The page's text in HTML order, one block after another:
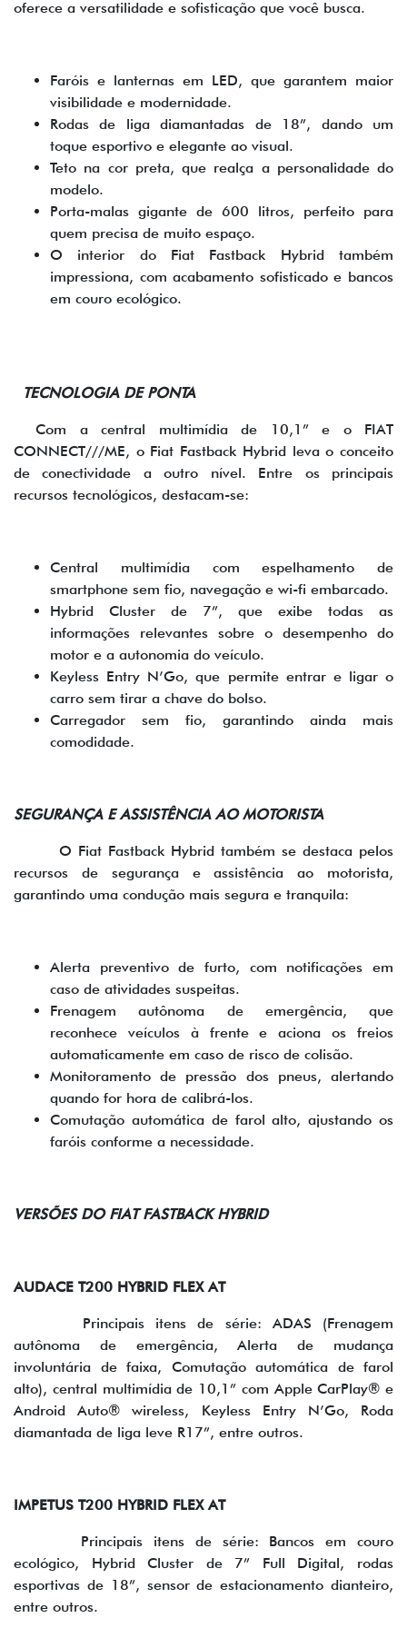
oferece a versatilidade e sofisticação que você busca.
Faróis e lanternas em LED, que garantem maior
visibilidade e modernidade.
Rodas de liga diamantadas de 18”, dando um
toque esportivo e elegante ao visual.
Teto na cor preta, que realça a personalidade do
modelo.
Porta-malas gigante de 600 litros, perfeito para
quem precisa de muito espaço.
O interior do Fiat Fastback Hybrid também
impressiona, com acabamento sofisticado e bancos
em couro ecológico.
TECNOLOGIA DE PONTA
Com a central multimídia de 10,1” e o FIAT
CONNECT///ME, o Fiat Fastback Hybrid leva o conceito
de conectividade a outro nível. Entre os principais
recursos tecnológicos, destacam-se:
Central multimídia com espelhamento de
smartphone sem fio, navegação e wi-fi embarcado.
Hybrid Cluster de 7”, que exibe todas as
informações relevantes sobre o desempenho do
motor e a autonomia do veículo.
Keyless Entry N’Go, que permite entrar e ligar o
carro sem tirar a chave do bolso.
Carregador sem fio, garantindo ainda mais
comodidade.
SEGURANÇA E ASSISTÊNCIA AO MOTORISTA
O Fiat Fastback Hybrid também se destaca pelos
recursos de segurança e assistência ao motorista,
garantindo uma condução mais segura e tranquila:
Alerta preventivo de furto, com notificações em
caso de atividades suspeitas.
Frenagem autônoma de emergência, que
reconhece veículos à frente e aciona os freios
automaticamente em caso de risco de colisão.
Monitoramento de pressão dos pneus, alertando
quando for hora de calibrá-los.
Comutação automática de farol alto, ajustando os
faróis conforme a necessidade.
VERSÕES DO FIAT FASTBACK HYBRID
AUDACE T200 HYBRID FLEX AT
Principais itens de série: ADAS (Frenagem
autônoma de emergência, Alerta de mudança
involuntária de faixa, Comutação automática de farol
alto), central multimídia de 10,1” com Apple CarPlay® e
Android Auto® wireless, Keyless Entry N’Go, Roda
diamantada de liga leve R17”, entre outros.
IMPETUS T200 HYBRID FLEX AT
Principais itens de série: Bancos em couro
ecológico, Hybrid Cluster de 7” Full Digital, rodas
esportivas de 18”, sensor de estacionamento dianteiro,
entre outros.